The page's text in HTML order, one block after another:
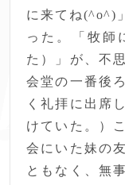
に来てね(^o^)
った。「牧師
た）」が、不
会堂の一番後
く礼拝に出席
けていた。）
会にいた妹の
ともなく、無